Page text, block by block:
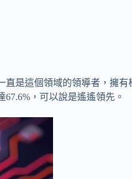
直是這個領域的領導者，擁
，可以說是遙遙領先。